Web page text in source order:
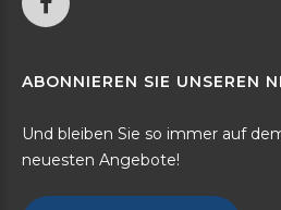
ABONNIEREN SIE UNSEREN
Und bleiben Sie so immer auf
neuesten Angebote!